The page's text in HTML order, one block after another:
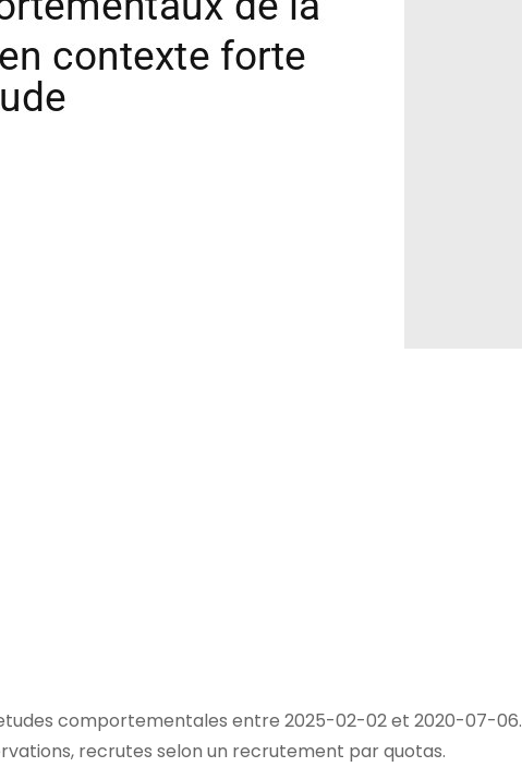
comportementales entre 2025-02-02 et 2020-07-06.
recrutes selon un recrutement par quotas.